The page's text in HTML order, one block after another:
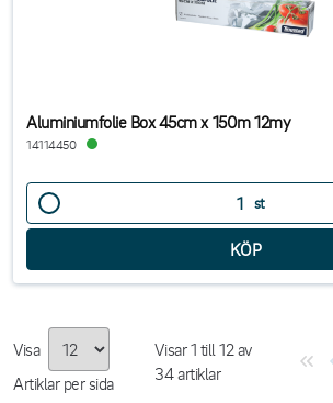
Aluminiumfolie Box 45cm x 150m 12my
14114450
st
Visa
Artiklar per sida
Visar1 till12av
34artiklar